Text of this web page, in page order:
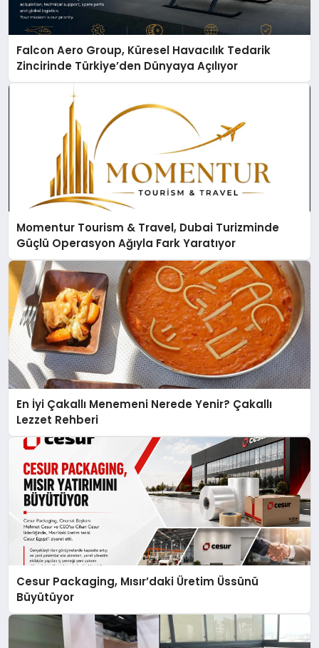
Falcon Aero Group, Küresel Havacılık Tedarik
Zincirinde Türkiye’den Dünyaya Açılıyor
Momentur Tourism & Travel, Dubai Turizminde
Güçlü Operasyon Ağıyla Fark Yaratıyor
En İyi Çakallı Menemeni Nerede Yenir? Çakallı
Lezzet Rehberi
Cesur Packaging, Mısır’daki Üretim Üssünü
Büyütüyor